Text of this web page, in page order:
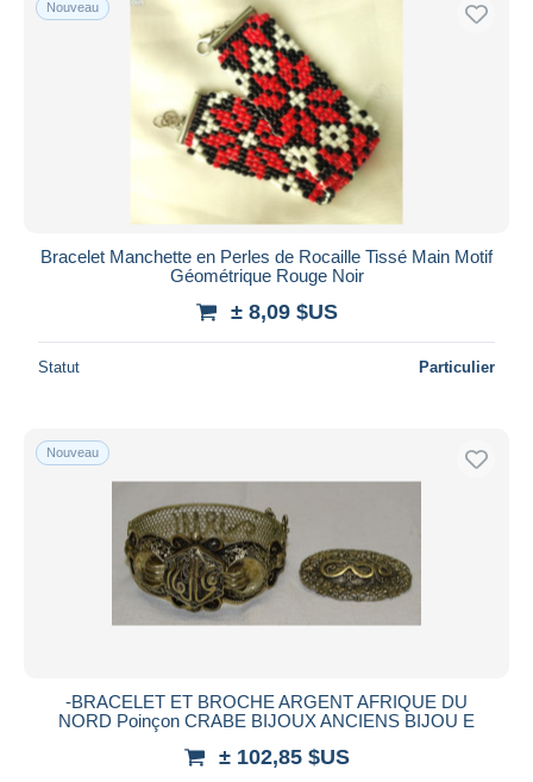
Uniquement en réduction
Livraison gratuite
Méthodes de paiement
PayPal
Virement bancaire
Mastercard
Bancontact
Monde entier
Appliquer
Nouveau
Bracelet Manchette en Perles de Rocaille Tissé Main Motif
Géométrique Rouge Noir
± 8,09 $US
Statut Particulier
Nouveau
-BRACELET ET BROCHE ARGENT AFRIQUE DU
NORD Poinçon CRABE BIJOUX ANCIENS BIJOU E
± 102,85 $US